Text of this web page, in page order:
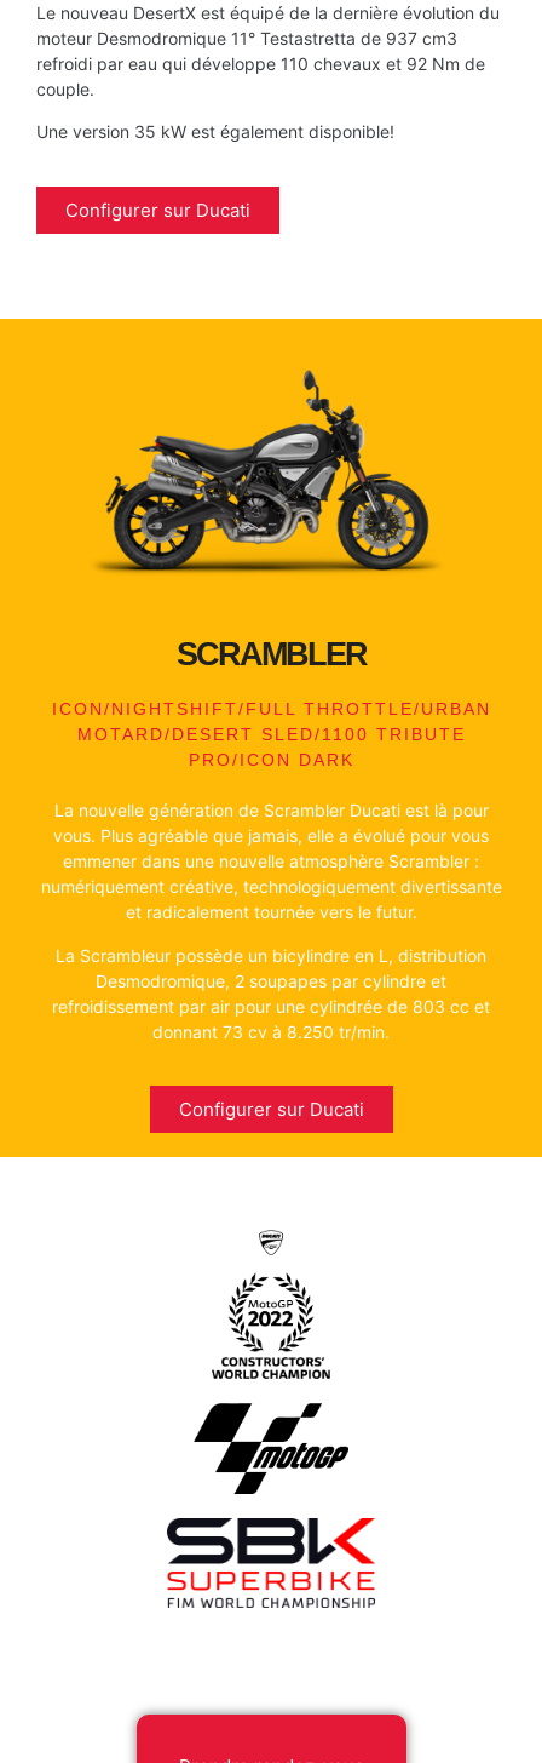
Le nouveau DesertX est équipé de la dernière évolution du
moteur Desmodromique 11° Testastretta de 937 cm3
refroidi par eau qui développe 110 chevaux et 92 Nm de
couple.
Une version 35 kW est également disponible!
Configurer sur Ducati
SCRAMBLER
ICON/NIGHTSHIFT/FULL THROTTLE/URBAN
MOTARD/DESERT SLED/1100 TRIBUTE
PRO/ICON DARK
La nouvelle génération de Scrambler Ducati est là pour
vous. Plus agréable que jamais, elle a évolué pour vous
emmener dans une nouvelle atmosphère Scrambler :
numériquement créative, technologiquement divertissante
et radicalement tournée vers le futur.
La Scrambleur possède un bicylindre en L, distribution
Desmodromique, 2 soupapes par cylindre et
refroidissement par air pour une cylindrée de 803 cc et
donnant 73 cv à 8.250 tr/min.
Configurer sur Ducati